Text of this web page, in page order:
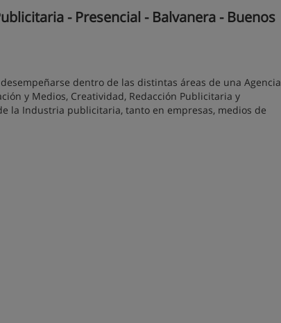
- Presencial - Balvanera - Buenos
dentro de las distintas áreas de una Agencia
y Medios, Creatividad, Redacción Publicitaria y
la Industria publicitaria, tanto en empresas, medios de